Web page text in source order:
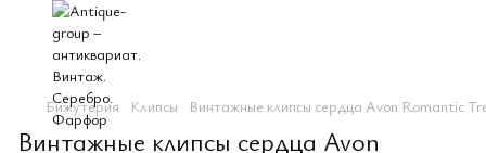
Бижутерия Клипсы Винтажные клипсы сердца Avon Romantic
Винтажные клипсы сердца Avon